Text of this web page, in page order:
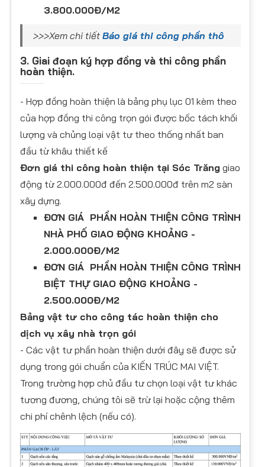
3.800.000Đ/M2
>>>Xem chi tiết Báo giá thi công phần thô
3. Giai đoạn ký hợp đồng và thi công phần
hoàn thiện.
- Hợp đồng hoàn thiện là bảng phụ lục 01 kèm theo
của hợp đồng thi công trọn gói được bốc tách khối
lượng và chủng loại vật tư theo thống nhất ban
đầu từ khâu thiết kế
Đơn giá thi công hoàn thiện tại Sóc Trăng giao
động từ 2.000.000đ đến 2.500.000đ trên m2 sàn
xây dựng.
ĐƠN GIÁ PHẦN HOÀN THIỆN CÔNG TRÌNH
NHÀ PHỐ GIAO ĐỘNG KHOẢNG -
2.000.000Đ/M2
ĐƠN GIÁ PHẦN HOÀN THIỆN CÔNG TRÌNH
BIỆT THỰ GIAO ĐỘNG KHOẢNG -
2.500.000Đ/M2
Bảng vật tư cho công tác hoàn thiện cho
dịch vụ xây nhà trọn gói
- Các vật tư phần hoàn thiện dưới đây sẽ được sử
dụng trong gói chuẩn của KIẾN TRÚC MAI VIỆT.
Trong trường hợp chủ đầu tư chọn loại vật tư khác
tương đương, chúng tôi sẽ trừ lại hoặc cộng thêm
chi phí chênh lệch (nếu có).